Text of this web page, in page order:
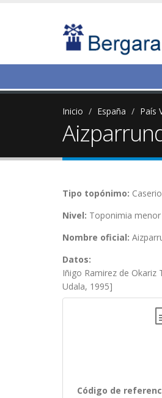
Inicio España País
Tipo topónimo:
Nivel: Toponimia menor
Nombre oficial:
Datos:
Iñigo Ramirez de Okariz
Udala, 1995]
Código de